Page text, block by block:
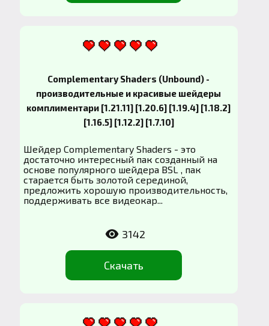
Complementary Shaders (Unbound) -
производительные и красивые шейдеры
комплиментари [1.21.11] [1.20.6] [1.19.4] [1.18.2]
[1.16.5] [1.12.2] [1.7.10]
Шейдер Complementary Shaders - это
достаточно интересный пак созданный на
основе популярного шейдера BSL , пак
старается быть золотой серединой,
предложить хорошую производительность,
поддерживать все видеокар...
Скачать
3142